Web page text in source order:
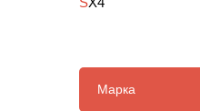
Марка